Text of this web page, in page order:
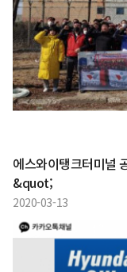
에스와이탱크터미널
&quot;
2020-03-13